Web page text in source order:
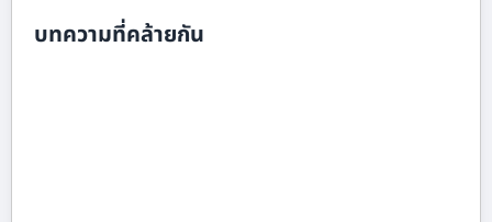
บทความที่คล้ายกัน